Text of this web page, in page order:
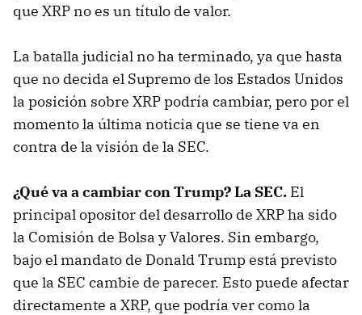
que XRP no es un título de valor.
La batalla judicial no ha terminado, ya que hasta
que no decida el Supremo de los Estados Unidos
la posición sobre XRP podría cambiar, pero por el
momento la última noticia que se tiene va en
contra de la visión de la SEC.
¿Qué va a cambiar con Trump? La SEC. El
principal opositor del desarrollo de XRP ha sido
la Comisión de Bolsa y Valores. Sin embargo,
bajo el mandato de Donald Trump está previsto
que la SEC cambie de parecer. Esto puede afectar
directamente a XRP, que podría ver como la